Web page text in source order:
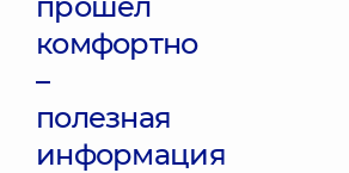
комфортно
–
полезная
информация